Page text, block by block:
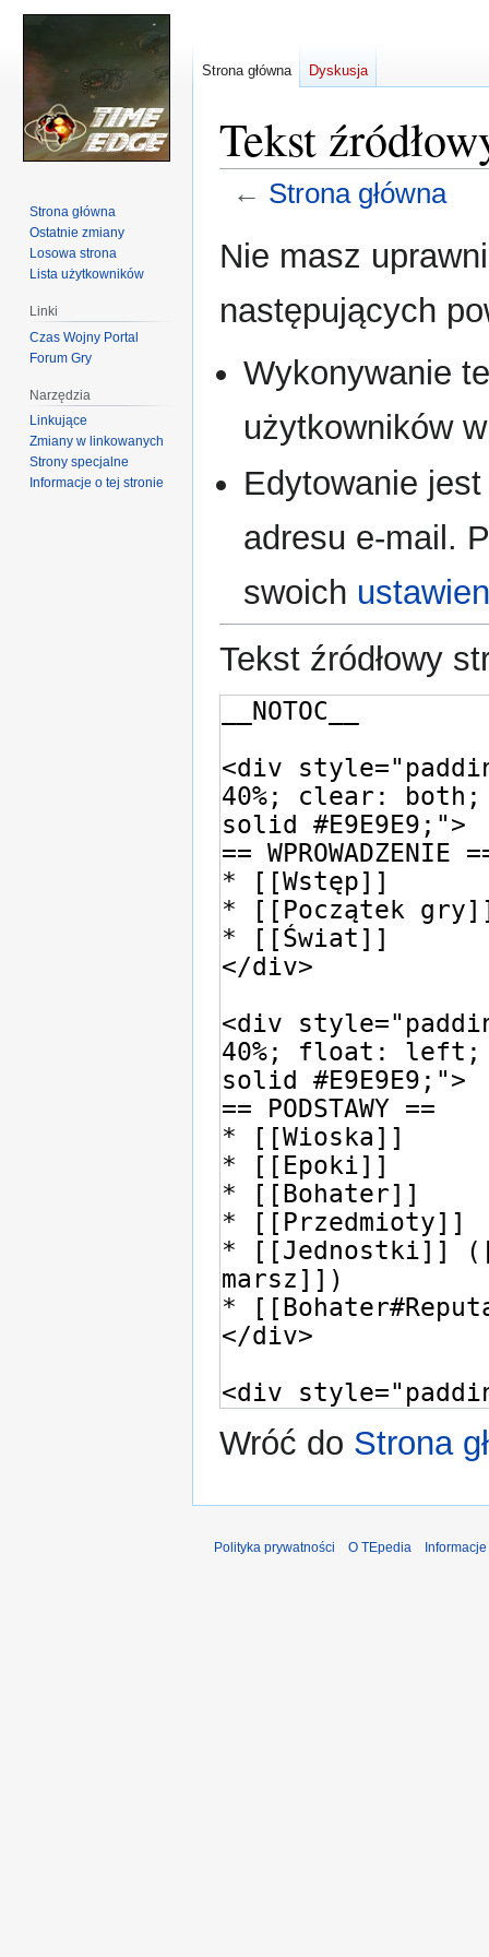
Tekst
← Strona główna
Przejdź
do
Przejdź
do
Nie masz
następujących
Wykonywanie
użytkowników
Edytowanie
adresu e‐mail.
swoich
Tekst źródłowy
Wróć do Strona
Strona główna Dyskusja
Strona główna
Ostatnie zmiany
Losowa strona
Lista użytkowników
Linki
Czas Wojny Portal
Forum Gry
Narzędzia
Linkujące
Zmiany w linkowanych
Strony specjalne
Informacje o tej stronie
Polityka prywatności O TEpedia